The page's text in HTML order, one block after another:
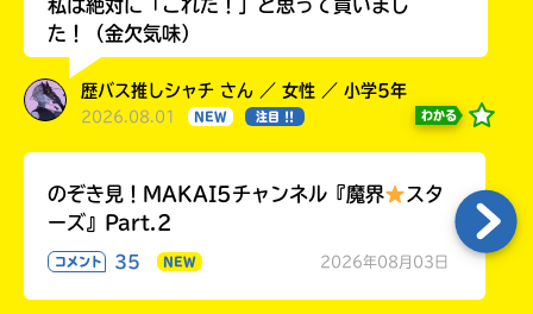
私は絶対に「これだ！」と思って買いまし
た！（金欠気味）
歴バス推しシャチ さん ／ 女性 ／ 小学5年
2026.08.01 NEW 注目 !! わかる
のぞき見！MAKAI5チャンネル『魔界
スタ
ーズ』Part.2
コメント 35 NEW 2026年08月03日